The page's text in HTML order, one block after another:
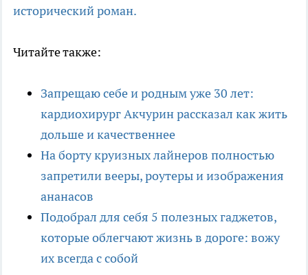
исторический роман.
Читайте также:
Запрещаю себе и родным уже 30 лет:
кардиохирург Акчурин рассказал как жить
дольше и качественнее
На борту круизных лайнеров полностью
запретили вееры, роутеры и изображения
ананасов
Подобрал для себя 5 полезных гаджетов,
которые облегчают жизнь в дороге: вожу
их всегда с собой